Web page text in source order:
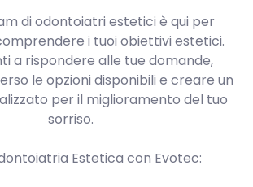
di odontoiatri estetici è qui per
i tuoi obiettivi estetici.
a rispondere alle tue domande,
le opzioni disponibili e creare un
per il miglioramento del tuo
sorriso.
Estetica con Evotec: